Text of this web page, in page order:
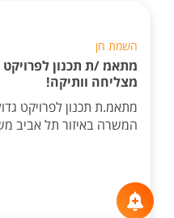
השמת חן
מתאמ /ת תכנון
מצליחה וותיקה!
מתאמ.ת תכנון לפרויקט
המשרה באיזור תל אביב